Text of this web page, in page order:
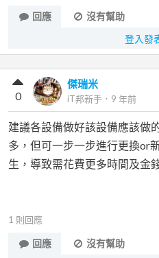
回應
沒有幫助
登入發
傑瑞米
iT邦新手 ． 9 年前
0
建議各設備做好該設備應該做
多，但可一步一步進行更換or
生，導致需花費更多時間及金
1 則回應
回應
沒有幫助